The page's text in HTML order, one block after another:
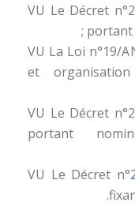
VU Le Décret
portant
VU La Loi n°19/
et
VU Le Décret
portant
VU Le Décret n°